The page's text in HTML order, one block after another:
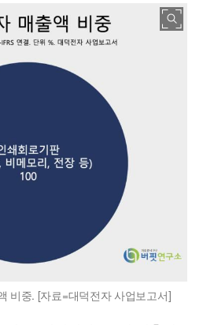
비중. [자료=대덕전자 사업보고서]